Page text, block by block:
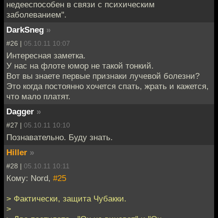
недееспособен в связи с психическим
заболеванием".
DarkSneg »
#26 | 05.10.11 10:07
Интересная заметка.
У нас на флоте юмор не такой тонкий.
Вот вы знаете первые признаки лучевой болезни?
Это когда постоянно хочется спать, жрать и кажется,
что мало платят.
Dagger »
#27 | 05.10.11 10:10
Познавательно. Буду знать.
Hiller »
#28 | 05.10.11 10:11
Кому: Nord, #25
> Фактически, защита Чубакки.
>